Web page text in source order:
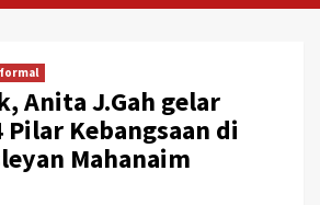
Anita J.Gah gelar
Pilar Kebangsaan di
Mahanaim